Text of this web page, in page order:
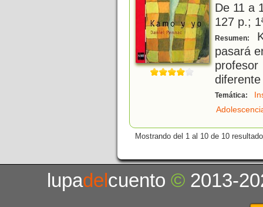
De 11 a
127 p.;
Resumen:
pasará
Temática:
Mostrando del 1 al 10 de 10
lupadelcuento© 2013-